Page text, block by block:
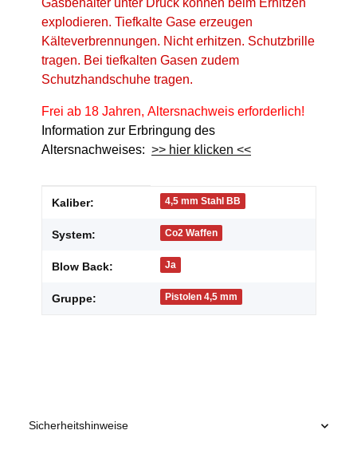
Gasbehälter unter Druck können beim Erhitzen
explodieren. Tiefkalte Gase erzeugen
Kälteverbrennungen. Nicht erhitzen. Schutzbrille
tragen. Bei tiefkalten Gasen zudem
Schutzhandschuhe tragen.
Frei ab 18 Jahren, Altersnachweis erforderlich!
Information zur Erbringung des
Altersnachweises: >> hier klicken <<
Produkteigenschaft
Wert
Kaliber: 4,5 mm Stahl BB
System: Co2 Waffen
Blow Back: Ja
Gruppe: Pistolen 4,5 mm
Sicherheitshinweise